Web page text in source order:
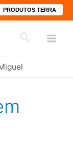
PRODUTOS TERRA
Pesquisar